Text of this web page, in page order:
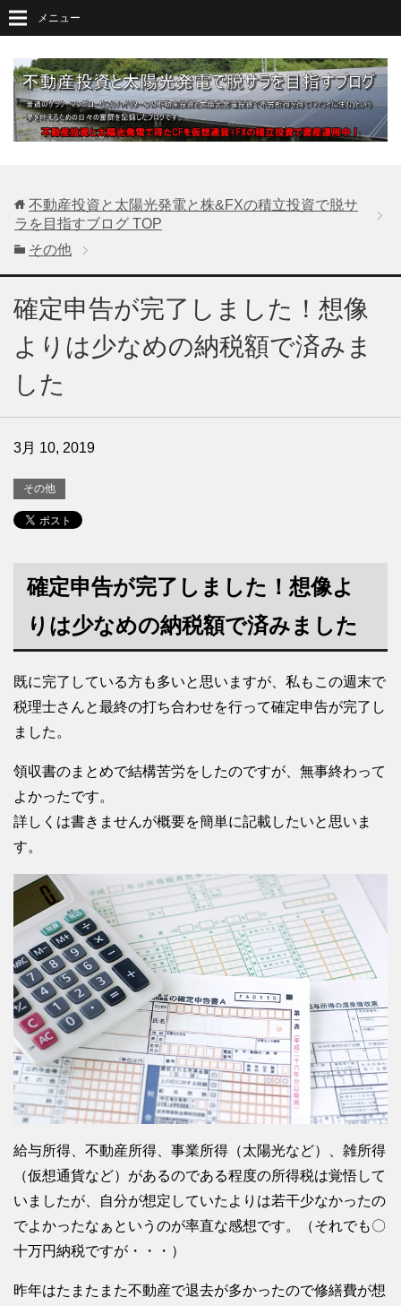
メニュー
不動産投資と太陽光発電と株&FXの積立投資で脱サ
ラを目指すブログ TOP
その他
確定申告が完了しました！想像
よりは少なめの納税額で済みま
した
3月 10, 2019
その他
確定申告が完了しました！想像よ
りは少なめの納税額で済みました
既に完了している方も多いと思いますが、私もこの週末で
税理士さんと最終の打ち合わせを行って確定申告が完了し
ました。
領収書のまとめで結構苦労をしたのですが、無事終わって
よかったです。
詳しくは書きませんが概要を簡単に記載したいと思いま
す。
給与所得、不動産所得、事業所得（太陽光など）、雑所得
（仮想通貨など）があるのである程度の所得税は覚悟して
いましたが、自分が想定していたよりは若干少なかったの
でよかったなぁというのが率直な感想です。（それでも〇
十万円納税ですが・・・）
昨年はたまたまた不動産で退去が多かったので修繕費が想